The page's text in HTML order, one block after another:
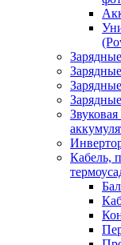
Кабель,